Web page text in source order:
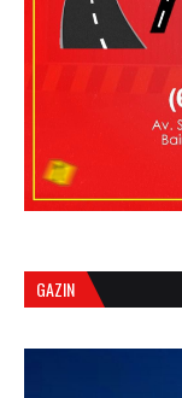
GAZIN